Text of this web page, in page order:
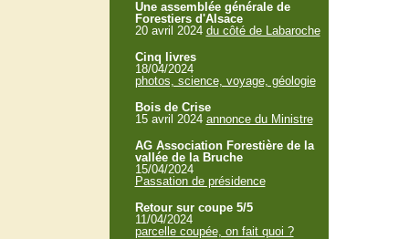
Une assemblée générale de
Forestiers d'Alsace
20 avril 2024 du côté de Labaroche
Cinq livres
18/04/2024
photos, science, voyage, géologie
Bois de Crise
15 avril 2024 annonce du Ministre
AG Association Forestière de la
vallée de la Bruche
15/04/2024
Passation de présidence
Retour sur coupe 5/5
11/04/2024
parcelle coupée, on fait quoi ?